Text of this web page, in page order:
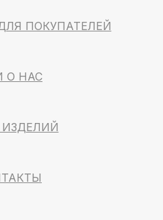
ПОКУПАТЕЛЕЙ
О НАС
ИЗДЕЛИЙ